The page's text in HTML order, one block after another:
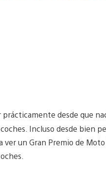
desde que
Incluso desde bien
un Gran Premio de